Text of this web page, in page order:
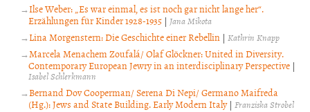
Ilse Weber: „Es war einmal, es ist noch gar nicht lange her“.
Erzählungen für Kinder 1928-1935 | Jana Mikota
Lina Morgenstern: Die Geschichte einer Rebellin |Kathrin Knapp
Marcela Menachem Zoufalá/ Olaf Glöckner: United in Diversity.
Contemporary European Jewry in an interdisciplinary Perspective |
Isabel Schlerkmann
Bernand Dov Cooperman/ Serena Di Nepi/ Germano Maifreda
(Hg.): Jews and State Building. Early Modern Italy| Franziska Strobel